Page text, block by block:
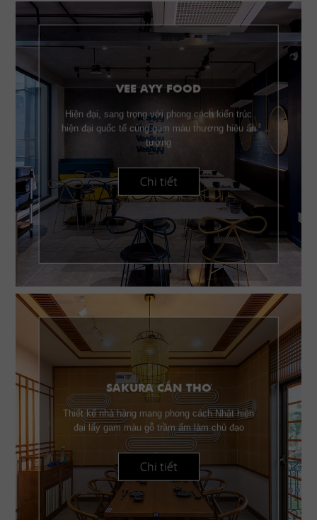
VEE AYY FOOD
Hiện đại, sang trọng với phong cách kiến trúc
hiện đại quốc tế cùng gam màu thương hiệu ấn
tượng
Chi tiết
SAKURA CẦN THƠ
Thiết kế nhà hàng mang phong cách Nhật hiện
đại lấy gam màu gỗ trầm ấm làm chủ đạo
Chi tiết